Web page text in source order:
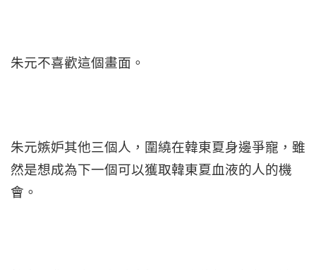
朱元不喜歡這個畫面。
朱元嫉妒其他三個人，圍繞在韓東夏身邊爭寵，雖
然是想成為下一個可以獲取韓東夏血液的人的機
會。